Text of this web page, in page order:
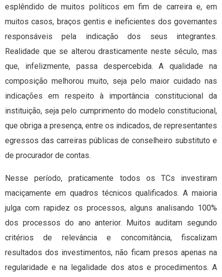
esplêndido de muitos políticos em fim de carreira e, em
muitos casos, braços gentis e ineficientes dos governantes
responsáveis pela indicação dos seus integrantes.
Realidade que se alterou drasticamente neste século, mas
que, infelizmente, passa despercebida. A qualidade na
composição melhorou muito, seja pelo maior cuidado nas
indicações em respeito à importância constitucional da
instituição, seja pelo cumprimento do modelo constitucional,
que obriga a presença, entre os indicados, de representantes
egressos das carreiras públicas de conselheiro substituto e
de procurador de contas.
Nesse período, praticamente todos os TCs investiram
maciçamente em quadros técnicos qualificados. A maioria
julga com rapidez os processos, alguns analisando 100%
dos processos do ano anterior. Muitos auditam segundo
critérios de relevância e concomitância, fiscalizam
resultados dos investimentos, não ficam presos apenas na
regularidade e na legalidade dos atos e procedimentos. A